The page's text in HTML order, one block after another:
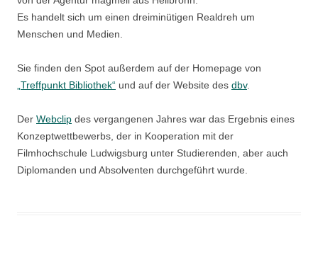
Es handelt sich um einen dreiminütigen Realdreh um
Menschen und Medien.
Sie finden den Spot außerdem auf der Homepage von
„Treffpunkt Bibliothek“ und auf der Website des dbv.
Der Webclip des vergangenen Jahres war das Ergebnis eines
Konzeptwettbewerbs, der in Kooperation mit der
Filmhochschule Ludwigsburg unter Studierenden, aber auch
Diplomanden und Absolventen durchgeführt wurde.